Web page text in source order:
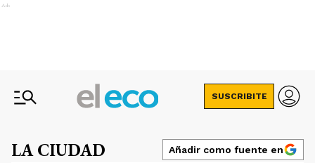
Ads
SUSCRIBITE
LA CIUDAD Añadir como fuente en